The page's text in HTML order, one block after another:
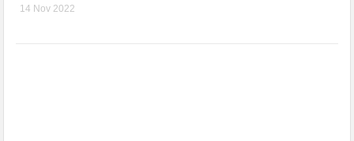
14 Nov 2022